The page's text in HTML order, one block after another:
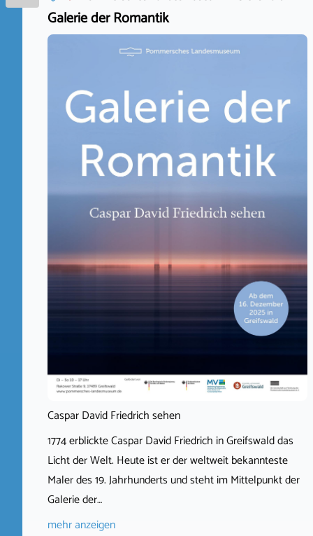
Galerie der Romantik
Caspar David Friedrich sehen
1774 erblickte Caspar David Friedrich in Greifswald das
Licht der Welt. Heute ist er der weltweit bekannteste
Maler des 19. Jahrhunderts und steht im Mittelpunkt der
Galerie der…
mehr anzeigen